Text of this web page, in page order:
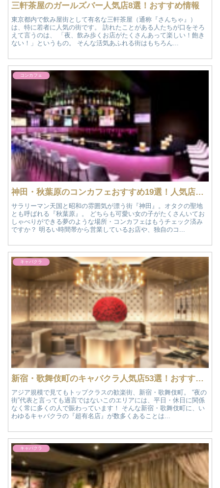
三軒茶屋のガールズバー人気店8選！おすすめ情報
東京都内で飲み屋街として有名な三軒茶屋（通称『さんちゃ』）
は、特に若者に人気の街です。 訪れたことがある人たちが口をそろ
えて言うのは、 「夜、飲み歩くお店がたくさんあって楽しい！飽き
ない！」というもの。 そんな活気あふれる街はもちろん...
コンカフェ
神田・秋葉原のコンカフェおすすめ19選！人気店情報
サラリーマン天国と昭和の雰囲気が漂う街『神田』。オタクの聖地
とも呼ばれる『秋葉原』。 どちらも可愛い女の子がたくさんいてお
しゃべりができる夢のような場所・コンカフェはもうチェック済み
ですか？ 明るい時間帯から営業しているお店や、独自のコ...
キャバクラ
新宿・歌舞伎町のキャバクラ人気店53選！おすすめ夜遊び情報
アジア規模で見てもトップクラスの歓楽街、新宿・歌舞伎町。 “夜の
街”代表と言っても過言ではないこのエリアには、平日・休日に関係
なく常に多くの人で賑わっています！ そんな新宿・歌舞伎町に、い
わゆるキャバクラの『超有名店』が数多くあることは...
キャバクラ